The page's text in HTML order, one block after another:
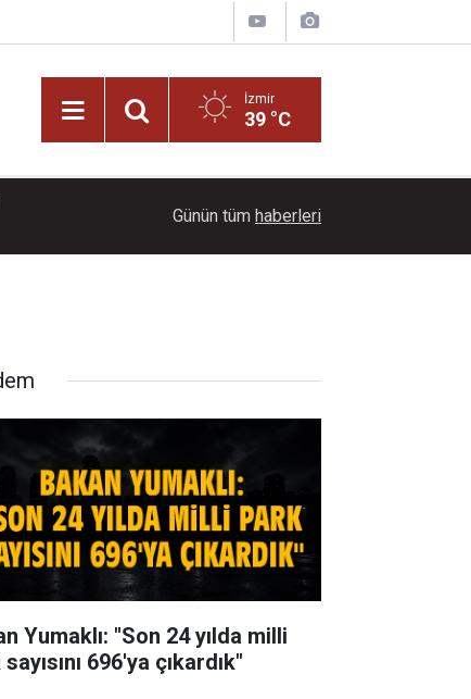
İzmir
39 °C
İzmir'de sünger deposunda çıkan yangın kontrol
Günün tüm haberleri
Yumaklı: "Son 24 yılda milli
696'ya çıkardık"